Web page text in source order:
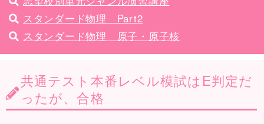
スタンダード物理 Part2
スタンダード物理 原子・原子核
共通テスト本番レベル模試はE判定だ
ったが、合格